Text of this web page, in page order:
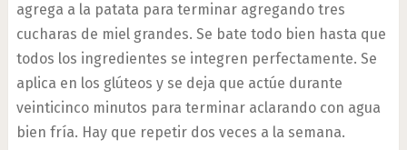
agrega a la patata para terminar agregando tres
cucharas de miel grandes. Se bate todo bien hasta que
todos los ingredientes se integren perfectamente. Se
aplica en los glúteos y se deja que actúe durante
veinticinco minutos para terminar aclarando con agua
bien fría. Hay que repetir dos veces a la semana.